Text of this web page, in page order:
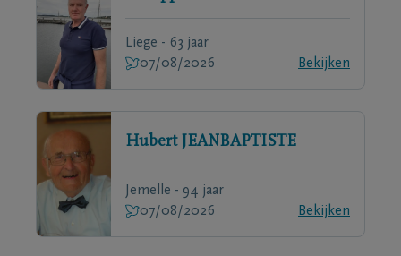
Liege - 63 jaar
07/08/2026
Bekijken
Hubert JEANBAPTISTE
Jemelle - 94 jaar
07/08/2026
Bekijken